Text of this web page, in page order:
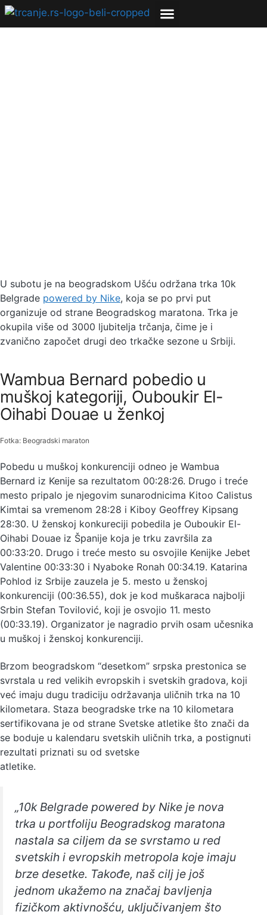
U subotu je na beogradskom Ušću održana trka 10k
Belgrade powered by Nike, koja se po prvi put
organizuje od strane Beogradskog maratona. Trka je
okupila više od 3000 ljubitelja trčanja, čime je i
zvanično započet drugi deo trkačke sezone u Srbiji.
Wambua Bernard pobedio u
muškoj kategoriji, Ouboukir El-
Oihabi Douae u ženkoj
Fotka: Beogradski maraton
Pobedu u muškoj konkurenciji odneo je Wambua
Bernard iz Kenije sa rezultatom 00:28:26. Drugo i treće
mesto pripalo je njegovim sunarodnicima Kitoo Calistus
Kimtai sa vremenom 28:28 i Kiboy Geoffrey Kipsang
28:30. U ženskoj konkureciji pobedila je Ouboukir El-
Oihabi Douae iz Španije koja je trku završila za
00:33:20. Drugo i treće mesto su osvojile Kenijke Jebet
Valentine 00:33:30 i Nyaboke Ronah 00:34.19. Katarina
Pohlod iz Srbije zauzela je 5. mesto u ženskoj
konkurenciji (00:36.55), dok je kod muškaraca najbolji
Srbin Stefan Tovilović, koji je osvojio 11. mesto
(00:33.19). Organizator je nagradio prvih osam učesnika
u muškoj i ženskoj konkurenciji.
Brzom beogradskom “desetkom” srpska prestonica se
svrstala u red velikih evropskih i svetskih gradova, koji
već imaju dugu tradiciju održavanja uličnih trka na 10
kilometara. Staza beogradske trke na 10 kilometara
sertifikovana je od strane Svetske atletike što znači da
se boduje u kalendaru svetskih uličnih trka, a postignuti
rezultati priznati su od svetske
atletike.
„10k Belgrade powered by Nike je nova
trka u portfoliju Beogradskog maratona
nastala sa ciljem da se svrstamo u red
svetskih i evropskih metropola koje imaju
brze desetke. Takođe, naš cilj je još
jednom ukažemo na značaj bavljenja
fizičkom aktivnošću, uključivanjem što